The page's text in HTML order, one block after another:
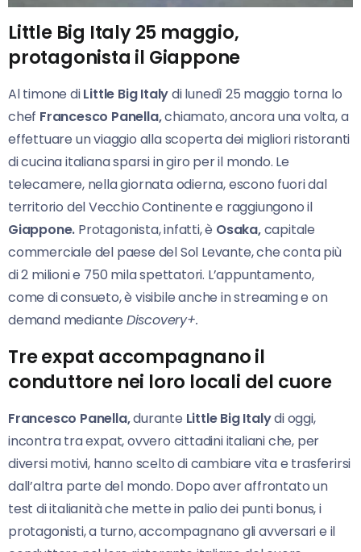
Little Big Italy 25 maggio,
protagonista il Giappone
Al timone diLittle Big Italydi lunedì 25 maggio torna lo
chef Francesco Panella,chiamato, ancora una volta, a
effettuare un viaggio alla scoperta dei migliori ristoranti
di cucina italiana sparsi in giro per il mondo. Le
telecamere, nella giornata odierna, escono fuori dal
territorio del Vecchio Continente e raggiungono il
Giappone. Protagonista, infatti, è Osaka,capitale
commerciale del paese del Sol Levante, che conta più
di 2 milioni e 750 mila spettatori. L’appuntamento,
come di consueto, è visibile anche in streaming e on
demand mediante Discovery+.
Tre expat accompagnano il
conduttore nei loro locali del cuore
Francesco Panella,durante Little Big Italydi oggi,
incontra tra expat, ovvero cittadini italiani che, per
diversi motivi, hanno scelto di cambiare vita e trasferirsi
dall’altra parte del mondo. Dopo aver affrontato un
test di italianità che mette in palio dei punti bonus, i
protagonisti, a turno, accompagnano gli avversari e il